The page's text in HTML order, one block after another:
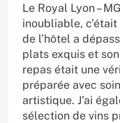
Le Royal Lyon –
inoubliable,
de l’hôtel a
plats exquis et
repas était une
préparée avec
artistique. J’ai
sélection de vins